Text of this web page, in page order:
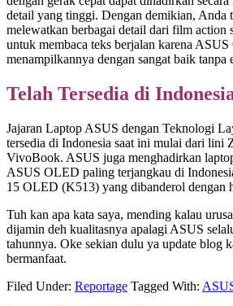
detail yang tinggi. Dengan demikian, Anda
melewatkan berbagai detail dari film action
untuk membaca teks berjalan karena
menampilkannya dengan sangat baik tanpa
Telah Tersedia di
Jajaran Laptop ASUS dengan Teknologi
tersedia di Indonesia saat ini mulai dari lini
VivoBook. ASUS juga menghadirkan
ASUS OLED paling terjangkau di
15 OLED (K513) yang dibanderol dengan
Tuh kan apa kata saya, mending kalau
dijamin deh kualitasnya apalagi ASUS
tahunnya. Oke sekian dulu ya update blog
bermanfaat.
Filed Under: Reportage Tagged With: